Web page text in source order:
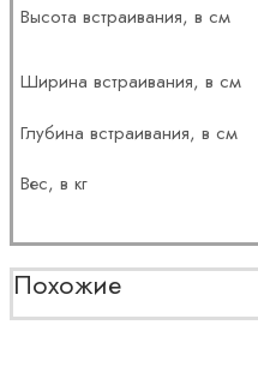
Высота встраивания, в см
Ширина встраивания, в см
Глубина встраивания, в см
Вес, в кг
Похожие